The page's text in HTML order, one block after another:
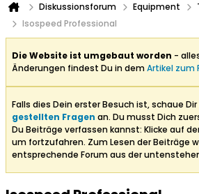
Diskussionsforum Equipment
Isospeed Professional
Die Website ist umgebaut worden -
Änderungen findest Du in demArtikel zum
Falls dies Dein erster Besuch ist, schaue
gestellten Fragen an. Du musst Dich
Du Beiträge verfassen kannst: Klicke auf
um fortzufahren. Zum Lesen der Beiträge
entsprechende Forum aus der